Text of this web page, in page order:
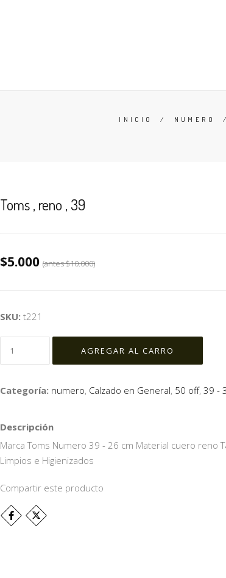
INICIO / NUMERO
Toms , reno , 39
$5.000 (antes$10.000)
SKU: t221
Categoría: numero, Calzado en General, 50 off, 39 -
Descripción
Marca Toms Numero 39 - 26 cm Material cuero reno
Limpios e Higienizados
Compartir este producto